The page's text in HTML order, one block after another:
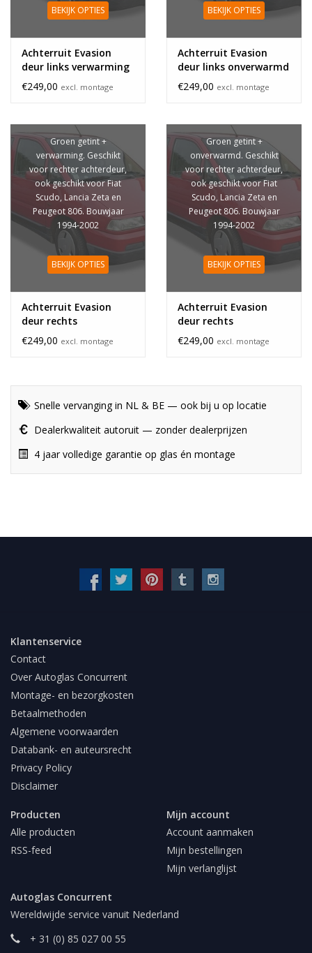
BEKIJK OPTIES
Achterruit Evasion
deur links verwarming
€249,00 excl. montage
BEKIJK OPTIES
Achterruit Evasion
deur links onverwarmd
€249,00 excl. montage
Groen getint +
verwarming. Geschikt
voor rechter achterdeur,
ook geschikt voor Fiat
Scudo, Lancia Zeta en
Peugeot 806. Bouwjaar
1994-2002
BEKIJK OPTIES
Achterruit Evasion
deur rechts
verwarming
€249,00 excl. montage
Groen getint +
onverwarmd. Geschikt
voor rechter achterdeur,
ook geschikt voor Fiat
Scudo, Lancia Zeta en
Peugeot 806. Bouwjaar
1994-2002
BEKIJK OPTIES
Achterruit Evasion
deur rechts
onverwarmd
€249,00 excl. montage
Snelle vervanging in NL & BE — ook bij u op locatie
Dealerkwaliteit autoruit — zonder dealerprijzen
4 jaar volledige garantie op glas én montage
Klantenservice
Contact
Over Autoglas Concurrent
Montage- en bezorgkosten
Betaalmethoden
Algemene voorwaarden
Databank- en auteursrecht
Privacy Policy
Disclaimer
Producten
Alle producten
RSS-feed
Mijn account
Account aanmaken
Mijn bestellingen
Mijn verlanglijst
Autoglas Concurrent
Wereldwijde service vanuit Nederland
+ 31 (0) 85 027 00 55